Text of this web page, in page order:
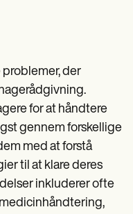
der
for at håndtere
gennem forskellige
med at forstå
til at klare deres
inkluderer ofte